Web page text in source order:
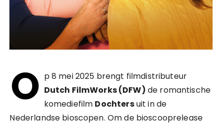
O p 8 mei 2025 brengt filmdistributeur
Dutch FilmWorks (DFW) de romantische
komediefilm Dochtersuit in de
Nederlandse bioscopen. Om de bioscooprelease